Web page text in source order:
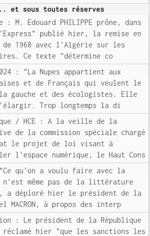
et sous toutes réserves
: M. Edouard PHILIPPE prône, dans
publié hier, la remise en
de 1968 avec l'Algérie sur les
Ce texte "détermine co
: "La Nupes appartient aux
et de Français qui veulent le
la gauche et des écologistes. Elle
Trop longtemps la di
/ HCE : A la veille de la
de la commission spéciale chargé
le projet de loi visant à
l'espace numérique, le Haut Cons
: "Ce qu'on a voulu faire avec la
n'est même pas de la littérature
a déploré hier le président de la
MACRON, à propos des interp
: Le président de la République
a réclamé hier "que les sanctions les